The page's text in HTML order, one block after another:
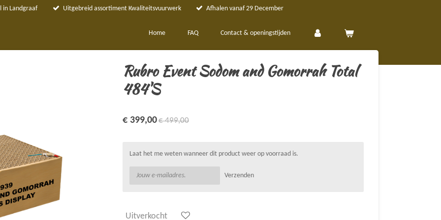
in Landgraaf Uitgebreid assortiment Kwaliteitsvuurwerk Afhalen vanaf 29 December
Home FAQ Contact & openingstijden
Rubro Event Sodom and Gomorrah Total
484'S
€ 399,00€ 499,00
Laat het me weten wanneer dit product weer op voorraad is.
Verzenden
Uitverkocht